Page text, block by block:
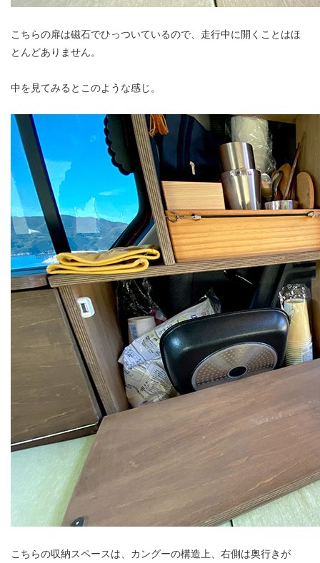
こちらの扉は磁石でひっついているので、走行中に開くことはほ
とんどありません。
中を見てみるとこのような感じ。
こちらの収納スペースは、カングーの構造上、右側は奥行きが